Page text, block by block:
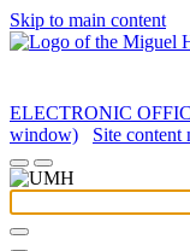
Skip to main content
ELECTRONIC
window)
Site content